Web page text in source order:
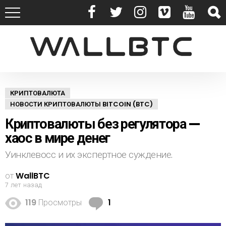
КРИПТОВАЛЮТА
НОВОСТИ КРИПТОВАЛЮТЫ BITCOIN (BTC)
Криптовалюты без регулятора —
хаос в мире денег
Уинклевосс и их экспертное суждение.
отWallBTC
7 лет назад
119 Просмотры 1